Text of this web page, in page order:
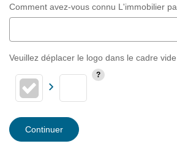
Comment avez-vous connu L'immobilier
Veuillez déplacer le logo dans le cadre vide
Continuer